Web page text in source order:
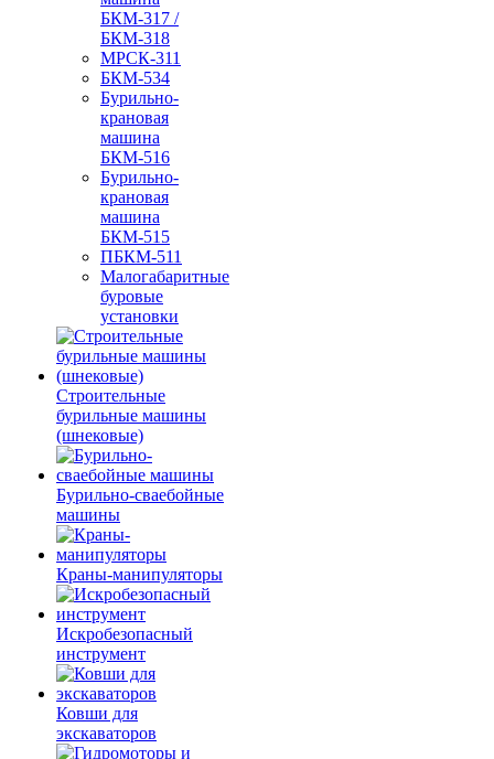
БКМ-317 /
БКМ-318
МРСК-311
БКМ-534
Бурильно-
крановая
машина
БКМ-516
Бурильно-
крановая
машина
БКМ-515
ПБКМ-511
Малогабаритные
буровые
установки
Строительные
бурильные машины
(шнековые)
Бурильно-сваебойные
машины
Краны-манипуляторы
Искробезопасный
инструмент
Ковши для
экскаваторов